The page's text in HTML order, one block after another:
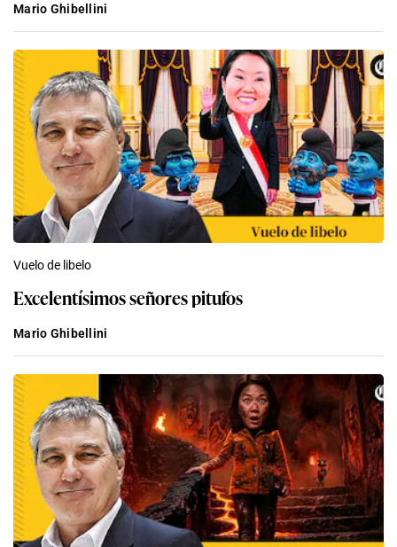
Mario Ghibellini
Vuelo de libelo
Excelentísimos señores pitufos
Mario Ghibellini